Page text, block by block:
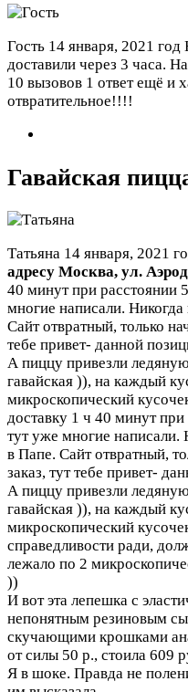
Гость 14 января, 2021 год
доставили через 3 часа.
10 вызовов 1 ответ ещё и
отвратительное!!!!
Гавайская
Татьяна 14 января, 2021
адресу Москва, ул.
40 минут при расстоянии
многие написали. Никогда
Сайт отвратный, только
тебе привет- данной
А пиццу привезли
гавайская )), на каждый
микроскопический
доставку 1 ч 40 минут
тут уже многие написали.
в Папе. Сайт отвратный,
заказ, тут тебе привет-
А пиццу привезли
гавайская )), на каждый
микроскопический
справедливости ради,
лежало по 2
))
И вот эта лепешка с
непонятным резиновым
скучающими крошками
от силы 50 р., стоила 609
Я в шоке. Правда не